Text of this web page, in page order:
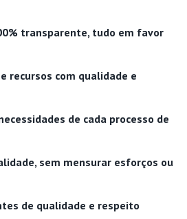
transparente, tudo em favor
recursos com qualidade e
de cada processo de
sem mensurar esforços ou
de qualidade e respeito